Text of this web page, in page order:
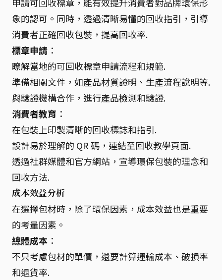
象的認可。同時，透過清晰易懂的回收指引，引導
消費者正確回收包裝，提高回收率.
標章申請 ：
瞭解當地的可回收標章申請流程和規範.
準備相關文件，如產品材質證明、生產流程說明等.
與驗證機構合作，進行產品檢測和驗證.
消費者教育 ：
在包裝上印製清晰的回收標誌和指引.
設計易於理解的 QR 碼，連結至回收教學頁面.
透過社群媒體和官方網站，宣導環保包裝的理念和
回收方法.
成本效益分析
在選擇包材時，除了環保因素，成本效益也是重要
的考量因素。
總體成本 ：
不只考慮包材的單價，還要計算運輸成本、破損率
和退貨率.